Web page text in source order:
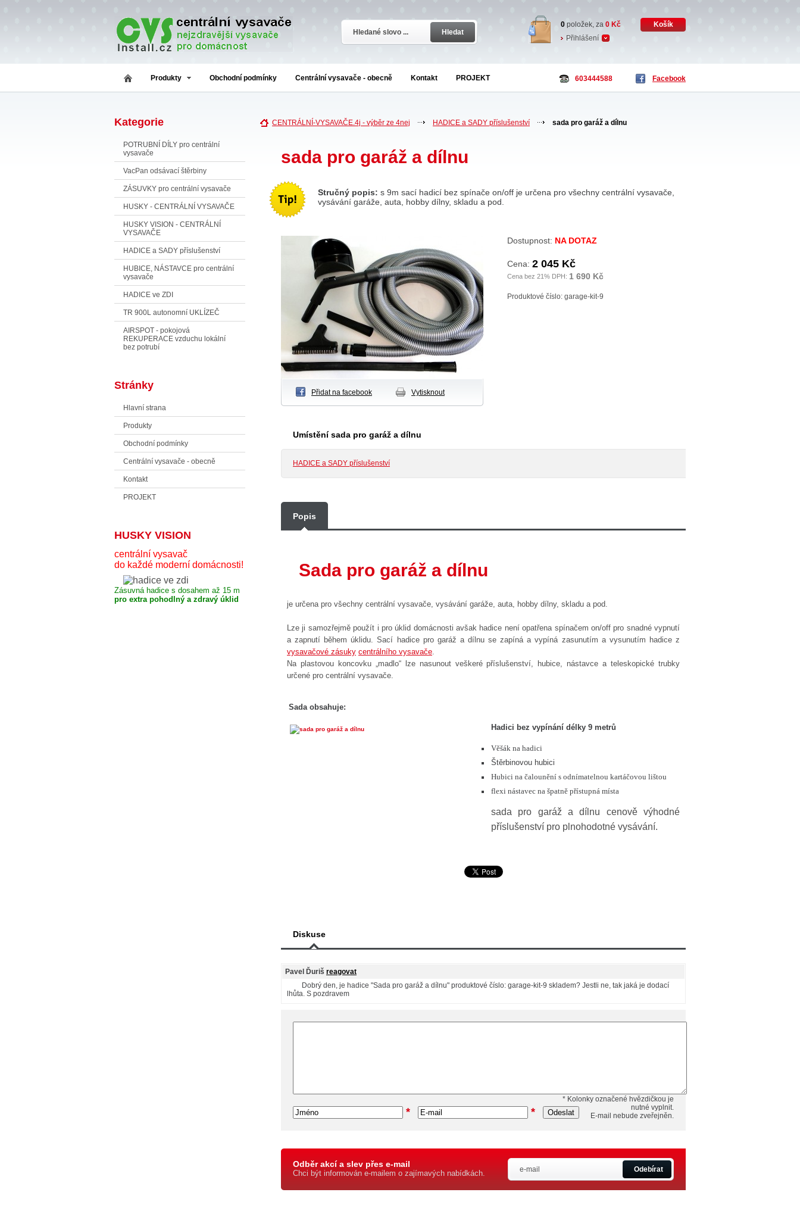
Hledat
0 položek, za 0 Kč
Košík
Přihlášení
603444588 Facebook
Produkty Obchodní podmínky Centrální vysavače - obecně Kontakt PROJEKT
Kategorie
POTRUBNÍ DÍLY pro centrální
vysavače
VacPan odsávací štěrbiny
ZÁSUVKY pro centrální vysavače
HUSKY - CENTRÁLNÍ VYSAVAČE
HUSKY VISION - CENTRÁLNÍ
VYSAVAČE
HADICE a SADY příslušenství
HUBICE, NÁSTAVCE pro centrální
vysavače
HADICE ve ZDI
TR 900L autonomní UKLÍZEČ
AIRSPOT - pokojová
REKUPERACE vzduchu lokální
bez potrubí
Stránky
Hlavní strana
Produkty
Obchodní podmínky
Centrální vysavače - obecně
Kontakt
PROJEKT
HUSKY VISION
centrální vysavač
do každé moderní domácnosti!
Zásuvná hadice s dosahem až 15 m
pro extra pohodlný a zdravý úklid
CENTRÁLNÍ-VYSAVAČE.4j - výběr ze 4nej HADICE a SADY příslušenství sada pro garáž a dílnu
sada pro garáž a dílnu
Stručný popis: s 9m sací hadicí bez spínače on/off je určena pro všechny centrální vysavače,
vysávání garáže, auta, hobby dílny, skladu a pod.
Přidat na facebook Vytisknout
Dostupnost: NA DOTAZ
Cena: 2 045 Kč
Cena bez 21% DPH: 1 690 Kč
Produktové číslo: garage-kit-9
Umístění sada pro garáž a dílnu
HADICE a SADY příslušenství
Popis
Sada pro garáž a dílnu
je určena pro všechny centrální vysavače, vysávání garáže, auta, hobby dílny, skladu a pod.
Lze ji samozřejmě použít i pro úklid domácnosti avšak hadice není opatřena spínačem on/off pro snadné vypnutí
a zapnutí během úklidu. Sací hadice pro garáž a dílnu se zapíná a vypíná zasunutím a vysunutím hadice z
vysavačové zásuky centrálního vysavače.
Na plastovou koncovku „madlo“ lze nasunout veškeré příslušenství, hubice, nástavce a teleskopické trubky
určené pro centrální vysavače.
Sada obsahuje:
Hadici bez vypínání délky 9 metrů
Věšák na hadici
Štěrbinovou hubici
Hubici na čalounění s odnímatelnou kartáčovou lištou
flexi nástavec na špatně přístupná místa
sada pro garáž a dílnu cenově výhodné
příslušenství pro plnohodotné vysávání.
Diskuse
Pavel Ďuriš reagovat
Dobrý den, je hadice "Sada pro garáž a dílnu" produktové číslo: garage-kit-9 skladem? Jestli ne, tak jaká je dodací
lhůta. S pozdravem
* * Odeslat
* Kolonky označené hvězdičkou je
nutné vyplnit.
E-mail nebude zveřejněn.
Odběr akcí a slev přes e-mail
Chci být informován e-mailem o zajímavých nabídkách. Odebírat